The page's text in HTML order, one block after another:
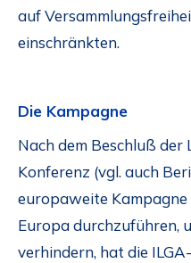
auf
einschränkten.
Die Kampagne
Nach dem Beschluß der
Konferenz (vgl. auch
europaweite Kampagne
Europa durchzuführen,
verhindern, hat die